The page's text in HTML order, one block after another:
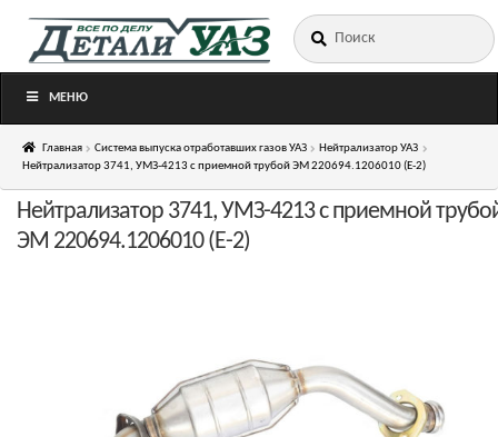
Перейти
Перейти
Искать:
МЕНЮ
Главная Система выпуска отработавших газов УАЗ
Нейтрализатор УАЗ
Нейтрализатор 3741, УМЗ-4213 с приемной трубой ЭМ 220694.1206010 (Е-2)
Нейтрализатор 3741, УМЗ-4213 с приемной
ЭМ 220694.1206010 (Е-2)